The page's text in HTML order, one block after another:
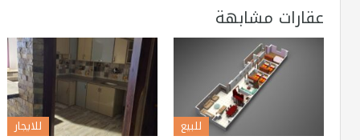
عقارات مشابهة
للبيع للايجار